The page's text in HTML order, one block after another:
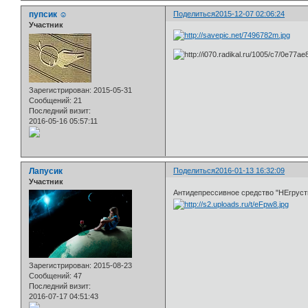
Поделиться2015-12-07 02:06:24
пупсик ☺
Участник
Зарегистрирован: 2015-05-31
Сообщений: 21
Последний визит:
2016-05-16 05:57:11
Поделиться2016-01-13 16:32:09
Лапусик
Участник
Зарегистрирован: 2015-08-23
Сообщений: 47
Последний визит:
2016-07-17 04:51:43
Антидепрессивное средство